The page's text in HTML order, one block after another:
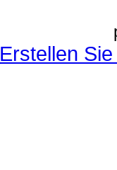
Erstellen